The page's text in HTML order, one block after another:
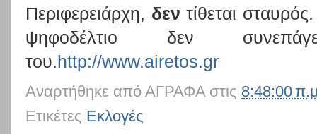
Περιφερειάρχη, δεν τίθεται
ψηφοδέλτιο δεν
του.http://www.airetos.gr
Αναρτήθηκε από ΑΓΡΑΦΑ στις 8:48:00
Ετικέτες Εκλογές